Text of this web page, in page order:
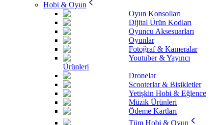
Hobi & Oyun
Oyun Konsolları
Dijital Ürün Kodları
Oyuncu Aksesuarları
Oyunlar
Fotoğraf & Kameralar
Youtuber & Yayıncı
Ürünleri
Dronelar
Scooterlar & Bisikletler
Yetişkin Hobi & Eğlence
Müzik Ürünleri
Ödeme Kartları
Tüm Hobi & Oyun